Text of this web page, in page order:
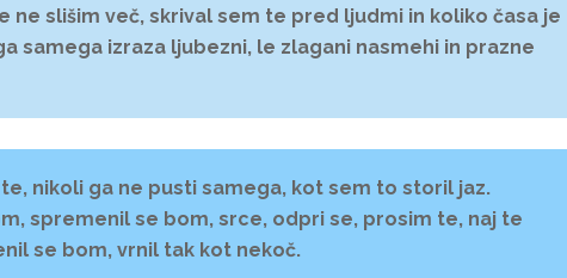
ne slišim več, skrival sem te pred ljudmi in koliko časa je
samega izraza ljubezni, le zlagani nasmehi in prazne
nikoli ga ne pusti samega, kot sem to storil jaz.
spremenil se bom, srce, odpri se, prosim te, naj te
se bom, vrnil tak kot nekoč.